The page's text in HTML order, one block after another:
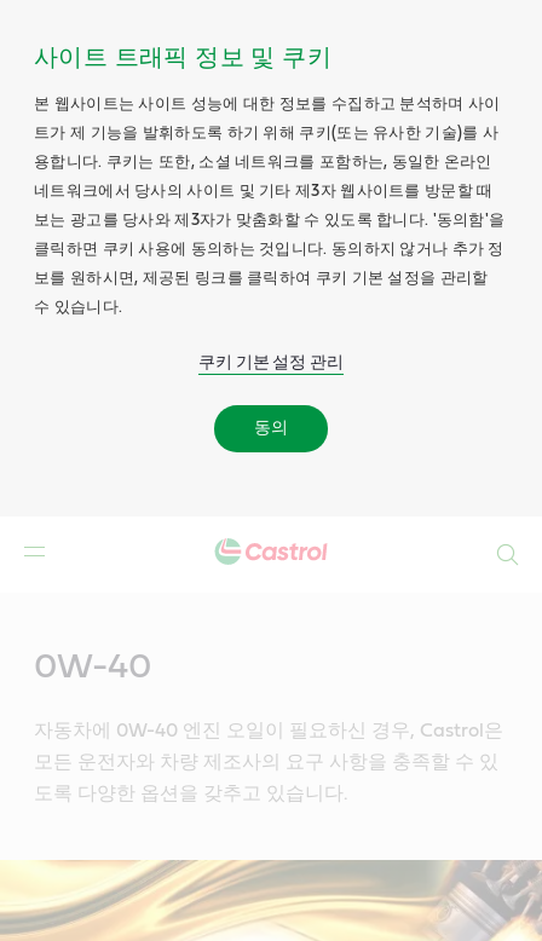
사이트 트래픽 정보 및 쿠키
본 웹사이트는 사이트 성능에 대한 정보를 수집하고 분석하며 사이
트가 제 기능을 발휘하도록 하기 위해 쿠키(또는 유사한 기술)를 사
용합니다. 쿠키는 또한, 소셜 네트워크를 포함하는, 동일한 온라인
네트워크에서 당사의 사이트 및 기타 제3자 웹사이트를 방문할 때
보는 광고를 당사와 제3자가 맞춤화할 수 있도록 합니다. '동의함'을
클릭하면 쿠키 사용에 동의하는 것입니다. 동의하지 않거나 추가 정
보를 원하시면, 제공된 링크를 클릭하여 쿠키 기본 설정을 관리할
수 있습니다.
쿠키 기본 설정 관리
동의
0W-40
자동차에 0W-40 엔진 오일이 필요하신 경우, Castrol은
모든 운전자와 차량 제조사의 요구 사항을 충족할 수 있
도록 다양한 옵션을 갖추고 있습니다.